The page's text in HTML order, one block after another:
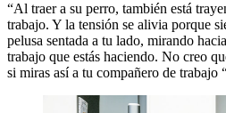
“Al traer a su perro, también está
trabajo. Y la tensión se alivia porque
pelusa sentada a tu lado, mirando
trabajo que estás haciendo. No creo
si miras así a tu compañero de trabajo